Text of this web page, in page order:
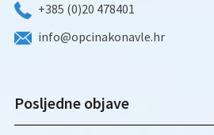
+385 (0)20 478401
info@opcinakonavle.hr
Posljedne objave